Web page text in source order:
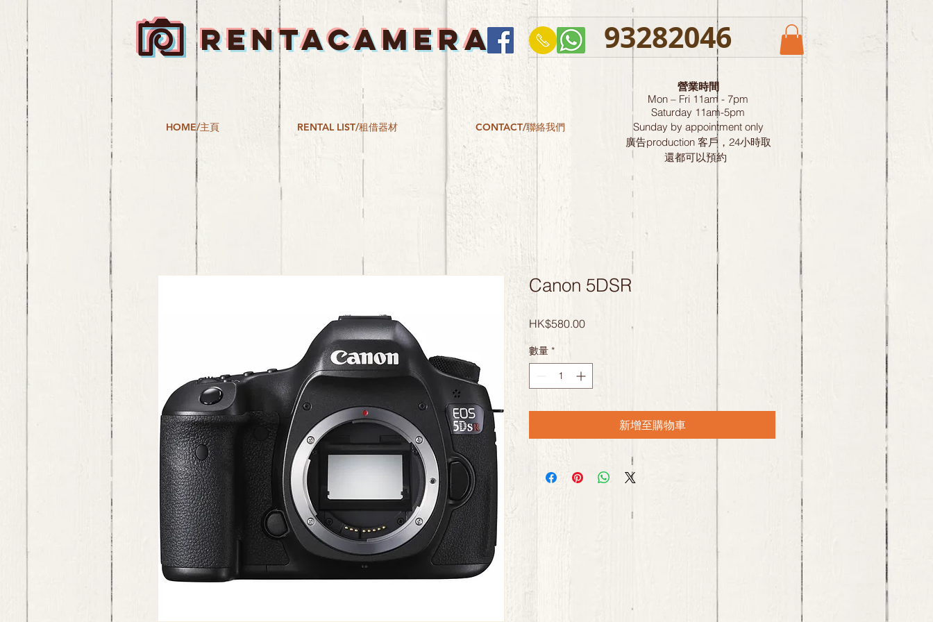
RENTACAMERA 93282046
HOME/主頁 RENTAL LIST/租借器材 CONTACT/聯絡我們
營業時間
Mon – Fri 11am - 7pm
Saturday 11am-5pm
Sunday by appointment only
廣告production 客戶，24小時取
還都可以預約
Canon 5DSR
HK$580.00價
數量 *
新增至購物車